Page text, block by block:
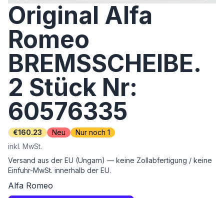
Original Alfa
Romeo
BREMSSCHEIBE.
2 Stück Nr:
60576335
€160.23 Neu
Nur noch 1
inkl. MwSt.
Versand aus der EU (Ungarn) — keine Zollabfertigung / keine
Einfuhr-MwSt. innerhalb der EU.
Alfa Romeo